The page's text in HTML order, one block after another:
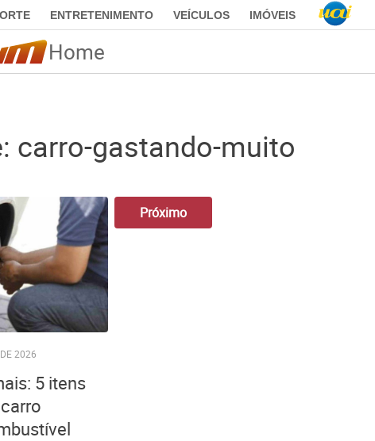
ENTRETENIMENTO VEÍCULOS IMÓVEIS
Home
carro-gastando-muito
2026
5 itens
Próximo